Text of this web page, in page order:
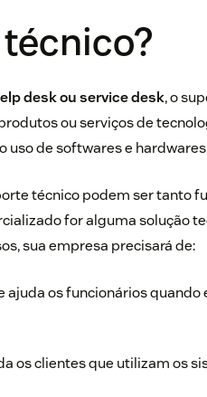
desk ou service desk, o
ou serviços de
de softwares e
técnico podem ser tanto
for alguma solução
sua empresa precisará de:
os funcionários
os clientes que utilizam os